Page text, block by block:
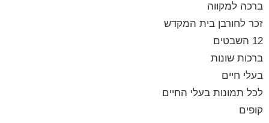
ברכה למקווה
זכר לחורבן בית המקדש
12 השבטים
ברכות שונות
בעלי חיים
לכל תמונות בעלי החיים
קופים